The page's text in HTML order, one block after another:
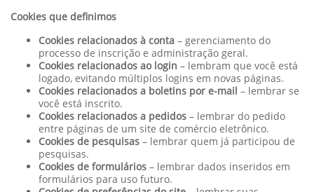
Cookies que definimos
Cookies relacionados à conta – gerenciamento do
processo de inscrição e administração geral.
Cookies relacionados ao login – lembram que você está
logado, evitando múltiplos logins em novas páginas.
Cookies relacionados a boletins por e-mail – lembrar se
você está inscrito.
Cookies relacionados a pedidos – lembrar do pedido
entre páginas de um site de comércio eletrônico.
Cookies de pesquisas – lembrar quem já participou de
pesquisas.
Cookies de formulários – lembrar dados inseridos em
formulários para uso futuro.